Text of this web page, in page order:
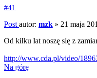
#41
Post autor: mzk » 21 maja
Od kilku lat noszę się z
http://www.cda.pl/video/
Na górę